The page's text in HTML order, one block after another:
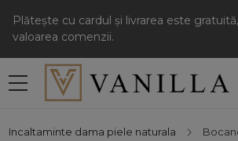
Plătește cu cardul și livrarea este
valoarea comenzii.
Incaltaminte dama piele naturala